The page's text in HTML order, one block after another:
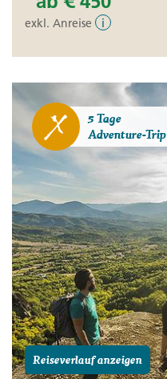
exkl. Anreise i
5 Tage
Adventure-Trip
Reiseverlauf anzeigen